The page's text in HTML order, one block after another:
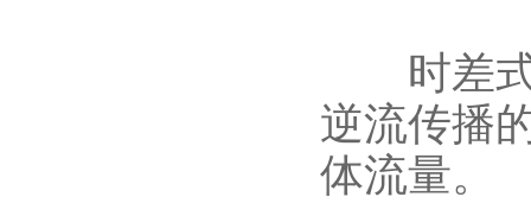
时差式
逆流传播
体流量。